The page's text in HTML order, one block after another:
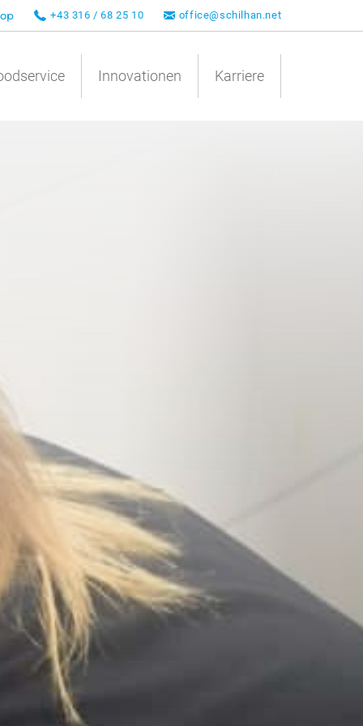
+43 316 / 68 25 10 office@schilhan.net
Innovationen Karriere